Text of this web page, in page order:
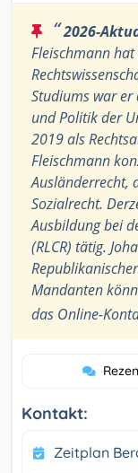
“2026-
Fleischmann
Studiums war
und Politik der
2019 als
Fleischmann
Ausländerrecht,
Sozialrecht.
Ausbildung bei
(RLCR) tätig.
Mandanten
das Online-
Kontakt:
Zeitplan